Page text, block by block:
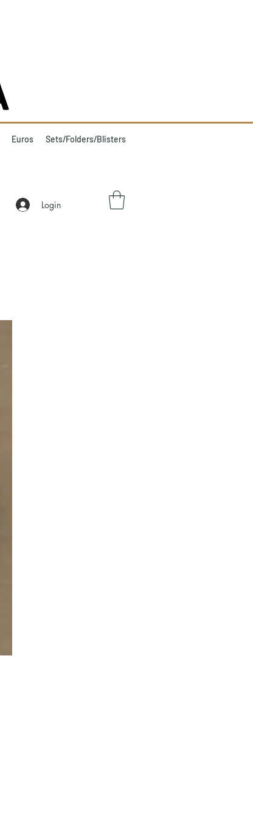
Euros Sets/Folders/Blisters
Login